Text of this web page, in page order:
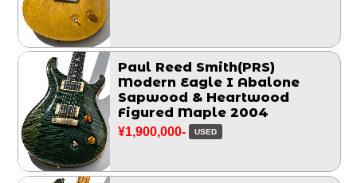
Paul Reed Smith(PRS)
Modern Eagle I Abalone
Sapwood & Heartwood
Figured Maple 2004
¥1,900,000- USED